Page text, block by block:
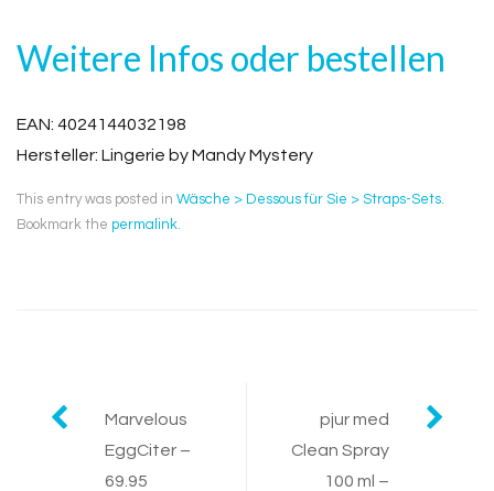
Weitere Infos oder bestellen
EAN: 4024144032198
Hersteller: Lingerie by Mandy Mystery
This entry was posted in Wäsche > Dessous für Sie > Straps-Sets.
Bookmark the permalink.
Post
navigation
Marvelous
EggCiter –
69.95
pjur med
Clean Spray
100 ml –